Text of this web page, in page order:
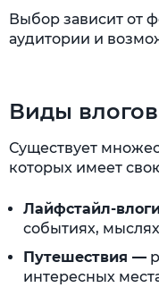
Выбор зависит от
аудитории и
Виды влогов
Существует
которых имеет
Лайфстайл-
событиях, мыслях
Путешествия —
интересных